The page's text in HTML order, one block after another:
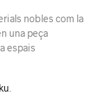
nobles com la
una peça
espais